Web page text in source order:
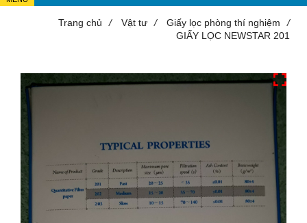
Trang chủ / Vật tư / Giấy lọc phòng thí nghiệm
/
GIẤY LỌC NEWSTAR 201